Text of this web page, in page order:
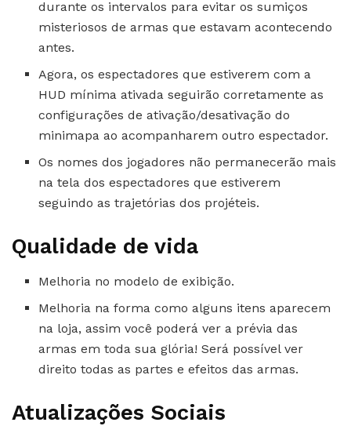
durante os intervalos para evitar os sumiços
misteriosos de armas que estavam acontecendo
antes.
Agora, os espectadores que estiverem com a
HUD mínima ativada seguirão corretamente as
configurações de ativação/desativação do
minimapa ao acompanharem outro espectador.
Os nomes dos jogadores não permanecerão mais
na tela dos espectadores que estiverem
seguindo as trajetórias dos projéteis.
Qualidade de vida
Melhoria no modelo de exibição.
Melhoria na forma como alguns itens aparecem
na loja, assim você poderá ver a prévia das
armas em toda sua glória! Será possível ver
direito todas as partes e efeitos das armas.
Atualizações Sociais